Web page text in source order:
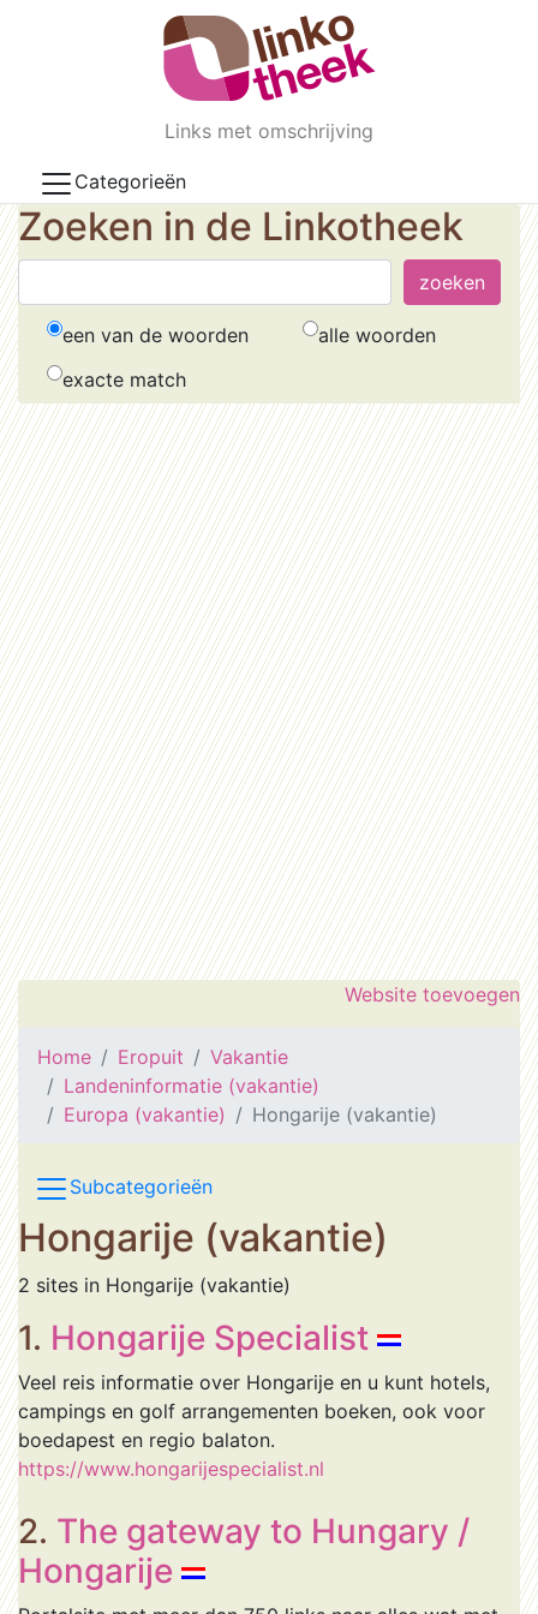
Skip to main content
Links met omschrijving
Categorieën
Zoeken in de Linkotheek
een van de woorden
alle woorden
exacte match
Website toevoegen
Home Eropuit
Vakantie
Landeninformatie (vakantie)
Europa (vakantie)
Hongarije (vakantie)
Subcategorieën
Hongarije (vakantie)
2 sites in Hongarije (vakantie)
1. Hongarije Specialist
Veel reis informatie over Hongarije en u kunt hotels,
campings en golf arrangementen boeken, ook voor
boedapest en regio balaton.
https://www.hongarijespecialist.nl
2. The gateway to Hungary /
Hongarije